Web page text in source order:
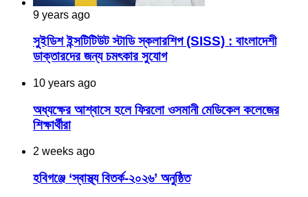
9 years ago
সুইডিশ ইন্সটিটিউট স্টাডি স্কলারশিপ (SISS) : বাংলাদেশী
ডাক্তারদের জন্য চমৎকার সুযোগ
10 years ago
অধ্যক্ষের আশ্বাসে হলে ফিরলো ওসমানী মেডিকেল কলেজের
শিক্ষার্থীরা
2 weeks ago
হবিগঞ্জে ‘স্বাস্থ্য বিতর্ক-২০২৬’ অনুষ্ঠিত